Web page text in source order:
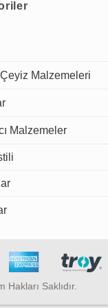
Çeyiz Malzemeleri
Malzemeler
Hakları Saklıdır.